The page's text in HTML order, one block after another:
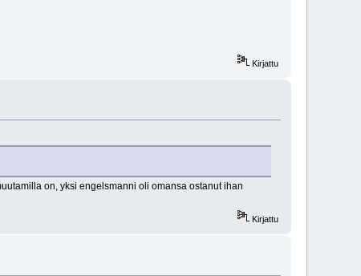
Kirjattu
on, yksi engelsmanni oli omansa ostanut ihan
Kirjattu